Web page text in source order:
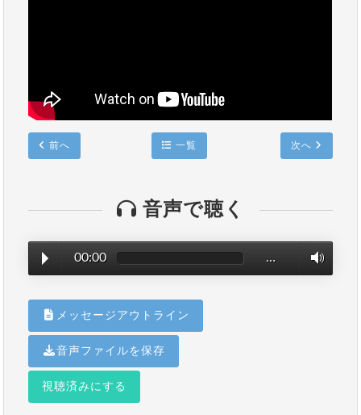
前へ 一覧 次へ
音声で聴く
00:00 …
メッセージアウトライン
音声ファイルを保存
視聴済みにする